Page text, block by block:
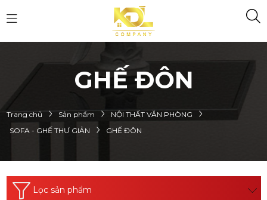
GHẾ ĐÔN
Trang chủ Sản phẩm
NỘI THẤT VĂN PHÒNG
SOFA - GHẾ THƯ GIẢN
GHẾ ĐÔN
Lọc sản phẩm